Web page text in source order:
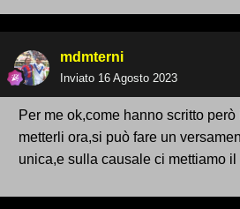
mdmterni
Inviato 16 Agosto 2023
Per me ok,come hanno scritto
metterli ora,si può fare un
unica,e sulla causale ci mettiamo